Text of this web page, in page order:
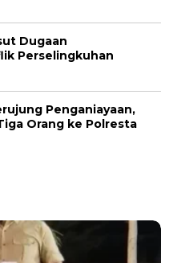
Dugaan
Perselingkuhan
Penganiayaan,
Orang ke Polresta